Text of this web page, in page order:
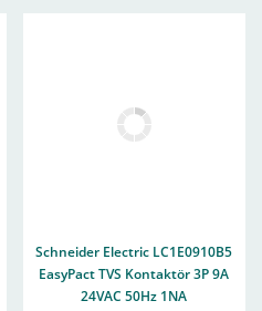
Schneider Electric LC1E0910B5
EasyPact TVS Kontaktör 3P 9A
24VAC 50Hz 1NA